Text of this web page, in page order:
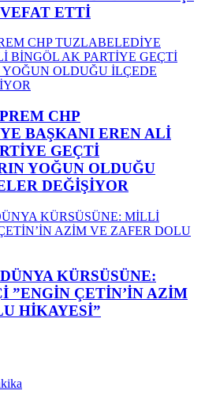
ETTİ
CHP
BAŞKANI EREN ALİ
GEÇTİ
YOĞUN OLDUĞU
DEĞİŞİYOR
KÜRSÜSÜNE:
”ENGİN ÇETİN’İN AZİM
HİKAYESİ”